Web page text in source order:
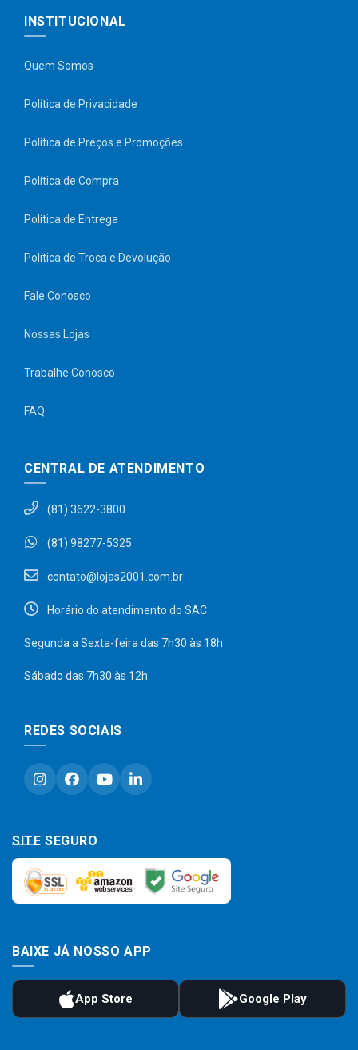
INSTITUCIONAL
Quem Somos
Política de Privacidade
Política de Preços e Promoções
Política de Compra
Política de Entrega
Política de Troca e Devolução
Fale Conosco
Nossas Lojas
Trabalhe Conosco
FAQ
CENTRAL DE ATENDIMENTO
(81) 3622-3800
(81) 98277-5325
contato@lojas2001.com.br
Horário do atendimento do SAC
Segunda a Sexta-feira das 7h30 às 18h
Sábado das 7h30 às 12h
REDES SOCIAIS
SITE SEGURO
BAIXE JÁ NOSSO APP